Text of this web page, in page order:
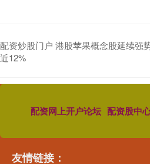
配资炒股门户 港股苹果概念股延续强
近12%
配资网上开户论坛 配资股中
友情链接：